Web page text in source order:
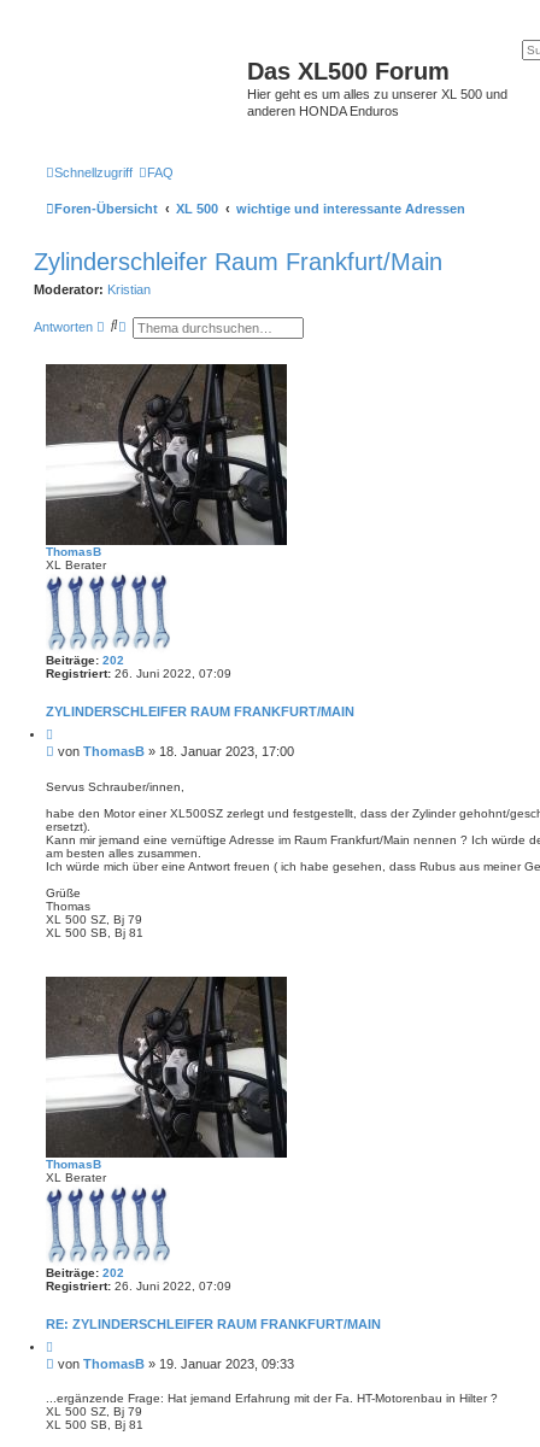
Das XL500 Forum
Hier geht es um alles zu unserer XL 500 und
anderen HONDA Enduros
Schnellzugriff FAQ
Foren-Übersicht XL 500 wichtige und interessante Adressen
Zylinderschleifer Raum Frankfurt/Main
Moderator: Kristian
Antworten
S
h
E
e
t
e
r
t
e
S
u
c
ThomasB
XL Berater
Beiträge: 202
Registriert: 26. Juni 2022, 07:09
ZYLINDERSCHLEIFER RAUM FRANKFURT/MAIN
i
t
e
e
n
B
i
r
a
g
von ThomasB » 18. Januar 2023, 17:00
Servus Schrauber/innen,
habe den Motor einer XL500SZ zerlegt und festgestellt, dass der Zylinder gehohnt/
ersetzt).
Kann mir jemand eine vernüftige Adresse im Raum Frankfurt/Main nennen ? Ich würde
am besten alles zusammen.
Ich würde mich über eine Antwort freuen ( ich habe gesehen, dass Rubus aus meiner
Grüße
Thomas
XL 500 SZ, Bj 79
XL 500 SB, Bj 81
ThomasB
XL Berater
Beiträge: 202
Registriert: 26. Juni 2022, 07:09
RE: ZYLINDERSCHLEIFER RAUM FRANKFURT/MAIN
i
t
e
r
e
B
t
r
von ThomasB » 19. Januar 2023, 09:33
...ergänzende Frage: Hat jemand Erfahrung mit der Fa. HT-Motorenbau in Hilter ?
XL 500 SZ, Bj 79
XL 500 SB, Bj 81